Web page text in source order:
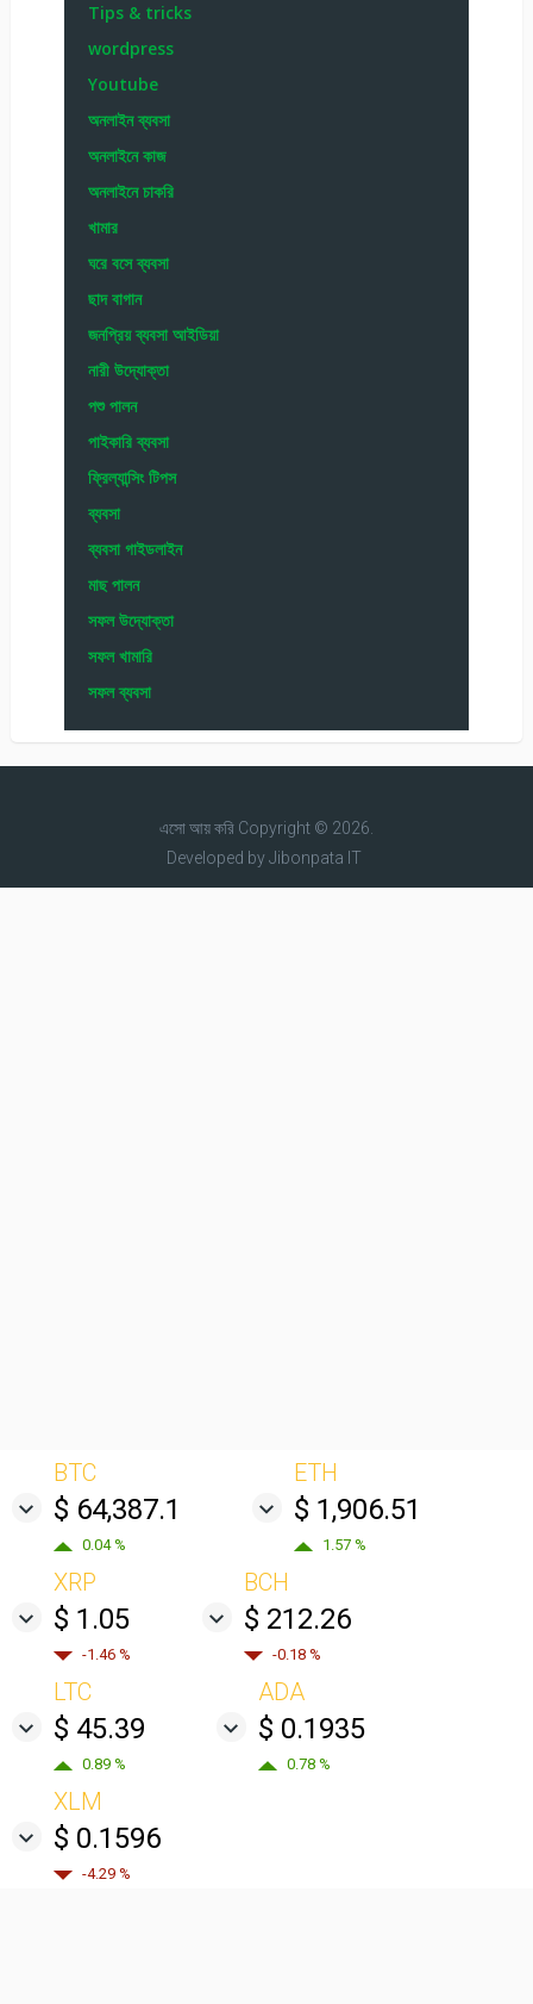
Tips & tricks
wordpress
Youtube
অনলাইন ব্যবসা
অনলাইনে কাজ
অনলাইনে চাকরি
খামার
ঘরে বসে ব্যবসা
ছাদ বাগান
জনপ্রিয় ব্যবসা আইডিয়া
নারী উদ্যোক্তা
পশু পালন
পাইকারি ব্যবসা
ফ্রিল্যান্সিং টিপস
ব্যবসা
ব্যবসা গাইডলাইন
মাছ পালন
সফল উদ্যোক্তা
সফল খামারি
সফল ব্যবসা
এসো আয় করিCopyright © 2026.
Developed byJibonpata IT
BTC
$ 64,387.1
0.04 %
ETH
$ 1,906.51
1.57 %
XRP
$ 1.05
-1.46 %
BCH
$ 212.26
-0.18 %
LTC
$ 45.39
0.89 %
ADA
$ 0.1935
0.78 %
XLM
$ 0.1596
-4.29 %